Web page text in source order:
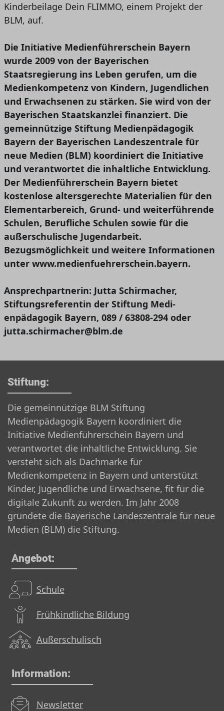
Kinderbeilage Dein FLIMMO, einem Projekt der
BLM, auf.
Die Initiative Medienführerschein Bayern
wurde 2009 von der Bayerischen
Staatsregierung ins Leben gerufen, um die
Medienkompetenz von Kindern, Jugendlichen
und Erwachsenen zu stärken. Sie wird von der
Bayerischen Staatskanzlei finanziert. Die
gemeinnützige Stiftung Medienpädagogik
Bayern der Bayerischen Landeszentrale für
neue Medien (BLM) koordiniert die Initiative
und verantwortet die inhaltliche Entwicklung.
Der Medienführerschein Bayern bietet
kostenlose altersgerechte Materialien für den
Elementarbereich, Grund- und weiterführende
Schulen, Berufliche Schulen sowie für die
außerschulische Jugendarbeit.
Bezugsmöglichkeit und weitere Informationen
unter www.medienfuehrerschein.bayern.
Ansprechpartnerin: Jutta Schirmacher,
Stiftungsreferentin der Stiftung Medi-
enpädagogik Bayern, 089 / 63808-294 oder
jutta.schirmacher@blm.de
Stiftung:
Die gemeinnützige BLM Stiftung
Medienpädagogik Bayern koordiniert die
Initiative Medienführerschein Bayern und
verantwortet die inhaltliche Entwicklung. Sie
versteht sich als Dachmarke für
Medienkompetenz in Bayern und unterstützt
Kinder, Jugendliche und Erwachsene, fit für die
digitale Zukunft zu werden. Im Jahr 2008
gründete die Bayerische Landeszentrale für neue
Medien (BLM) die Stiftung.
Angebot:
Schule
Frühkindliche Bildung
Außerschulisch
Information:
Newsletter